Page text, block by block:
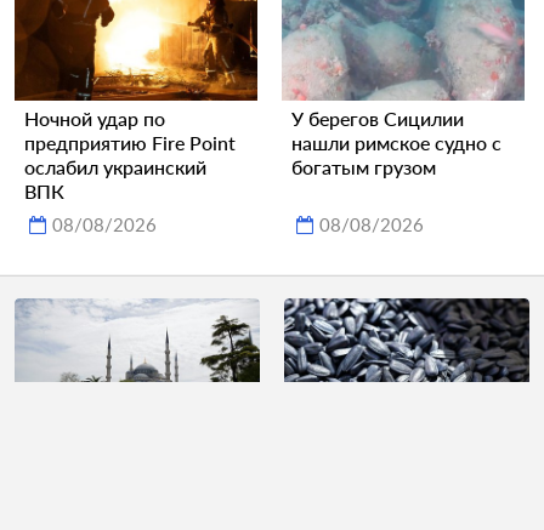
Ночной удар по
предприятию Fire Point
ослабил украинский
ВПК
08/08/2026
У берегов Сицилии
нашли римское судно с
богатым грузом
08/08/2026